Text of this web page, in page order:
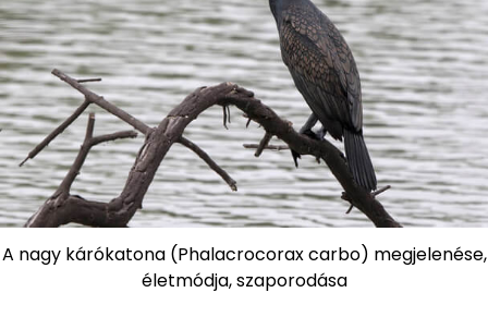
A nagy kárókatona (Phalacrocorax carbo) megjelenése,
életmódja, szaporodása